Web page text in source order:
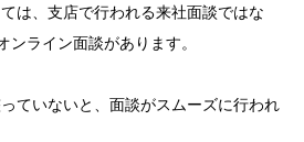
は、支店で行われる来社面談ではな
ンライン面談があります。
ていないと、面談がスムーズに行われ